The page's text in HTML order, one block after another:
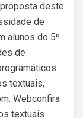
deste
de
alunos do 5º
de
textuais,
Webconfira
textuais